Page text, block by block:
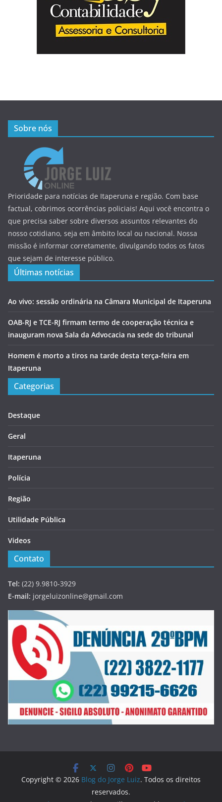
Sobre nós
Prioridade para notícias de Itaperuna e região. Com base
factual, cobrimos ocorrências policiais! Aqui você encontra o
que precisa saber sobre diversos assuntos relevantes do
nosso cotidiano, seja em âmbito local ou nacional. Nossa
missão é informar corretamente, divulgando todos os fatos
que sejam de interesse público.
Últimas notícias
Ao vivo: sessão ordinária na Câmara Municipal de Itaperuna
OAB-RJ e TCE-RJ firmam termo de cooperação técnica e
inauguram nova Sala da Advocacia na sede do tribunal
Homem é morto a tiros na tarde desta terça-feira em
Itaperuna
Categorias
Destaque
Geral
Itaperuna
Polícia
Região
Utilidade Pública
Videos
Contato
Tel: (22) 9.9810-3929
E-mail: jorgeluizonline@gmail.com
Copyright © 2026 Blog do Jorge Luiz. Todos os direitos
reservados.